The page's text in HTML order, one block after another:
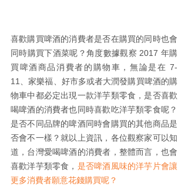
喜歡購買啤酒的消費者是否在購買的同時也會
同時購買下酒菜呢？角度數據觀察 2017 年購
買啤酒商品消費者的購物車，無論是在 7-
11、家樂福、好市多或者大潤發購買啤酒的購
物車中都必定出現一款洋芋類零食，是否喜歡
喝啤酒的消費者也同時喜歡吃洋芋類零食呢？
是否不同品牌的啤酒同時會購買的其他商品是
否會不一樣？就以上資訊，各位觀察家可以知
道，台灣愛喝啤酒的消費者，整體而言，也會
喜歡洋芋類零食， 是否啤酒風味的洋芋片會讓
更多消費者願意花錢購買呢？